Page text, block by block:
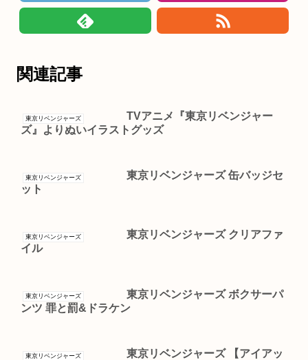
関連記事
東京リベンジャーズ
TVアニメ『東京リベンジャー
ズ』よりぬいイラストグッズ
東京リベンジャーズ
東京リベンジャーズ 缶バッジセ
ット
東京リベンジャーズ
東京リベンジャーズ クリアファ
イル
東京リベンジャーズ
東京リベンジャーズ ボクサーパ
ンツ 罪と罰&ドラケン
東京リベンジャーズ
東京リベンジャーズ 【アイアッ